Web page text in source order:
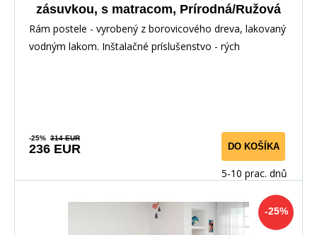
zásuvkou, s matracom, Prírodná/Ružová
Rám postele - vyrobený z borovicového dreva, lakovaný
vodným lakom. Inštalačné príslušenstvo - rých
-25% 314 EUR
236 EUR DO KOŠÍKA
5-10 prac. dnů
-25%